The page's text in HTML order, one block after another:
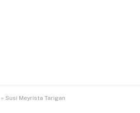
» Susi Meyrista Tarigan